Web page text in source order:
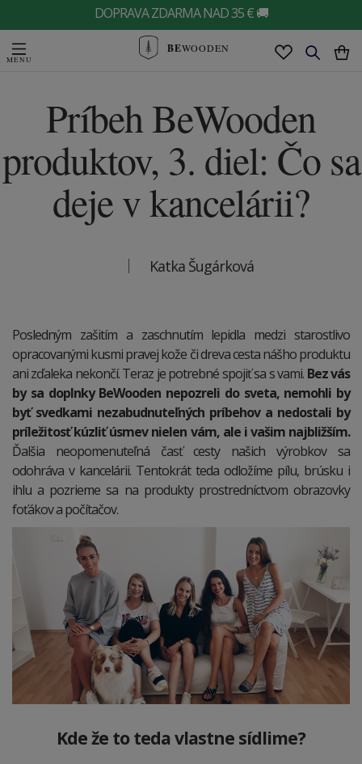
DOPRAVA ZDARMA NAD 35 € 🚚
BEWOODEN
Príbeh BeWooden
produktov, 3. diel: Čo sa
deje v kancelárii?
Katka Šugárková
Posledným zašitím a zaschnutím lepidla medzi starostlivo
opracovanými kusmi pravej kože či dreva cesta nášho produktu
ani zďaleka nekončí. Teraz je potrebné spojiť sa s vami. Bez vás
by sa doplnky BeWooden nepozreli do sveta, nemohli by
byť svedkami nezabudnuteľných príbehov a nedostali by
príležitosť kúzliť úsmev nielen vám, ale i vašim najbližším.
Ďalšia neopomenuteľná časť cesty našich výrobkov sa
odohráva v kancelárii. Tentokrát teda odložíme pílu, brúsku i
ihlu a pozrieme sa na produkty prostredníctvom obrazovky
foťákov a počítačov.
Kde že to teda vlastne sídlime?